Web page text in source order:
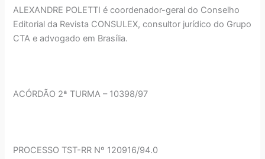
ALEXANDRE POLETTI é coordenador-geral do Conselho
Editorial da Revista CONSULEX, consultor jurídico do Grupo
CTA e advogado em Brasília.
ACÓRDÃO 2ª TURMA – 10398/97
PROCESSO TST-RR Nº 120916/94.0